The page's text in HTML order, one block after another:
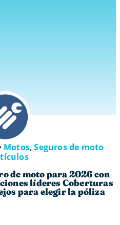
Motos,Seguros de moto
de moto para 2026 con
líderes Coberturas
para elegir la póliza